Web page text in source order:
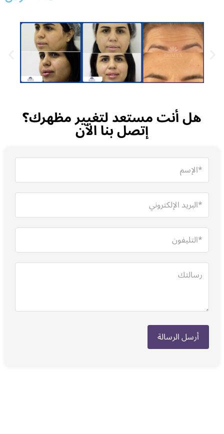
هل أنت مستعد لتغيير مظهرك؟
إتصل بنا الآن